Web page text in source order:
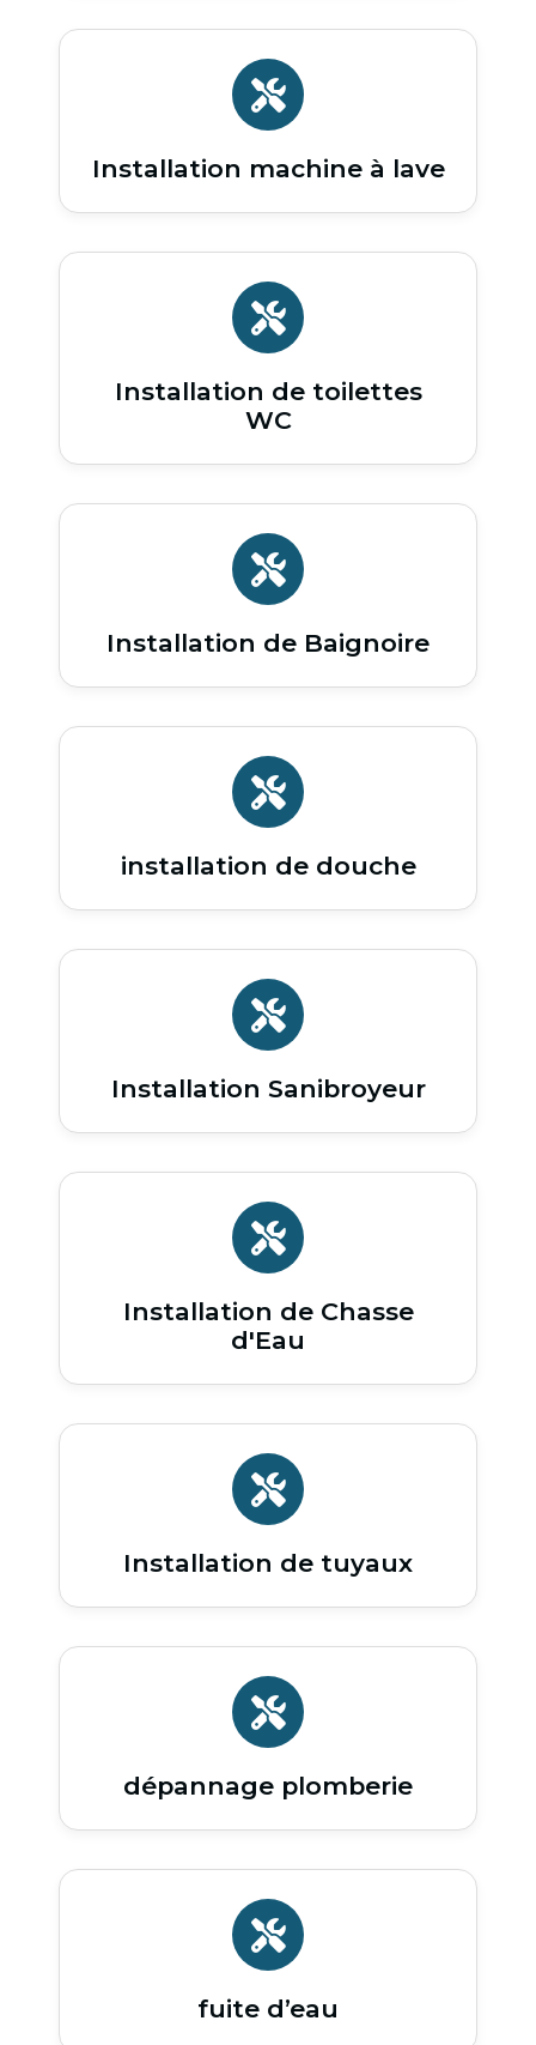
Installation machine à lave
Installation de toilettes
WC
Installation de Baignoire
installation de douche
Installation Sanibroyeur
Installation de Chasse
d'Eau
Installation de tuyaux
dépannage plomberie
fuite d’eau